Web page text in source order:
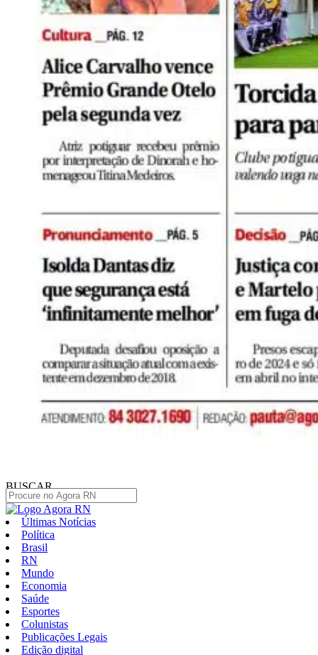
BUSCAR
Últimas Notícias
Política
Brasil
RN
Mundo
Economia
Saúde
Esportes
Colunistas
Publicações Legais
Edição digital